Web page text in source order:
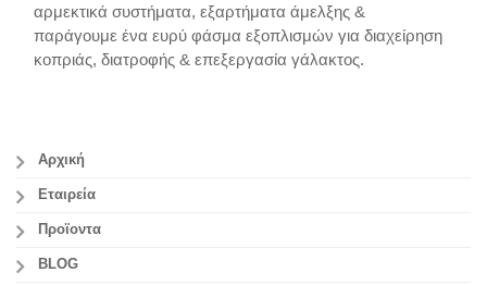
αρμεκτικά συστήματα, εξαρτήματα άμελξης &
παράγουμε ένα ευρύ φάσμα εξοπλισμών για διαχείρηση
κοπριάς, διατροφής & επεξεργασία γάλακτος.
Αρχική
Εταιρεία
Προϊοντα
BLOG